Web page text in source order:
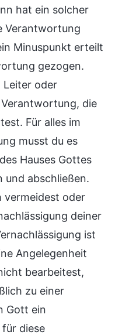
hat ein solcher
Verantwortung
Minuspunkt erteilt
gezogen.
Leiter oder
die
Für alles im
musst du es
Hauses Gottes
und abschließen.
vermeidest oder
deiner
ist
Angelegenheit
bearbeitest,
zu einer
Gott ein
diese